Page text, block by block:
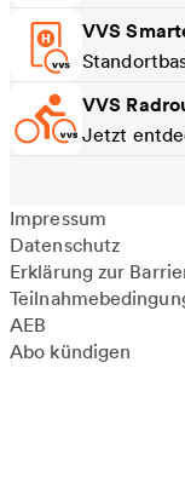
VVS
VVS
Jetzt
Impressum
Datenschutz
Erklärung zur
AEB
Abo kündigen